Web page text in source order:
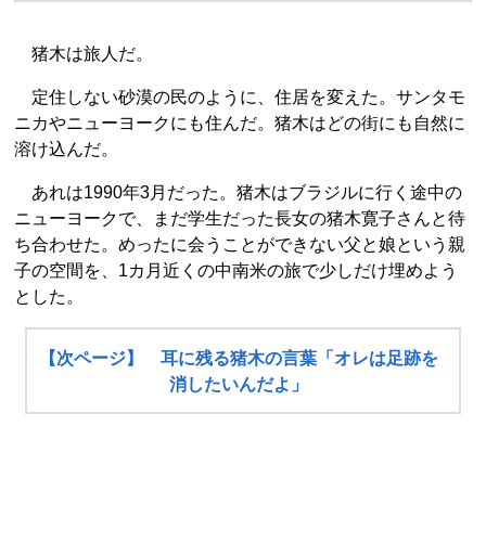
猪木は旅人だ。
定住しない砂漠の民のように、住居を変えた。サンタモ
ニカやニューヨークにも住んだ。猪木はどの街にも自然に
溶け込んだ。
あれは1990年3月だった。猪木はブラジルに行く途中の
ニューヨークで、まだ学生だった長女の猪木寛子さんと待
ち合わせた。めったに会うことができない父と娘という親
子の空間を、1カ月近くの中南米の旅で少しだけ埋めよう
とした。
【次ページ】 耳に残る猪木の言葉「オレは足跡を
消したいんだよ」